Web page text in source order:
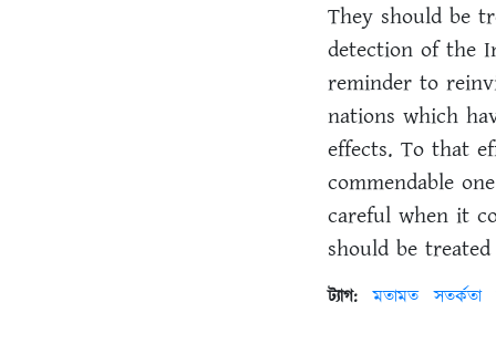
They should be
detection of the
reminder to
nations which
effects. To that
commendable
careful when it
should be
ট্যাগ: মতামত সতর্কতা